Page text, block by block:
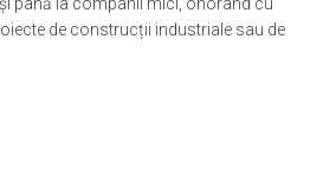
până la companii mici, onorând cu
de construcții industriale sau de